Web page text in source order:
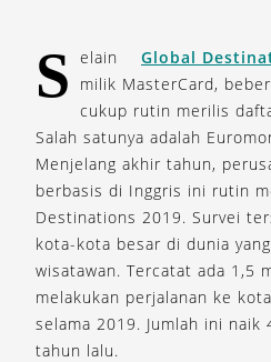
S elain
Global
milik MasterCard,
cukup rutin merilis
Salah satunya adalah
Menjelang akhir tahun,
berbasis di Inggris ini rutin
Destinations 2019. Survei
kota-kota besar di dunia
wisatawan. Tercatat ada 1,5
melakukan perjalanan ke
selama 2019. Jumlah ini naik
tahun lalu.